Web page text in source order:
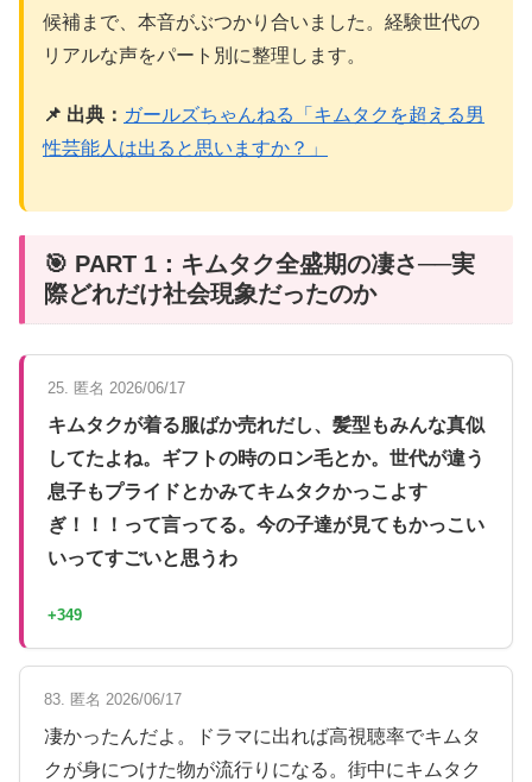
候補まで、本音がぶつかり合いました。経験世代の
リアルな声をパート別に整理します。
📌 出典： ガールズちゃんねる「キムタクを超える男
性芸能人は出ると思いますか？」
🎯 PART 1：キムタク全盛期の凄さ──実
際どれだけ社会現象だったのか
25. 匿名 2026/06/17
キムタクが着る服ばか売れだし、髪型もみんな真似
してたよね。ギフトの時のロン毛とか。世代が違う
息子もプライドとかみてキムタクかっこよす
ぎ！！！って言ってる。今の子達が見てもかっこい
いってすごいと思うわ
+349
83. 匿名 2026/06/17
凄かったんだよ。ドラマに出れば高視聴率でキムタ
クが身につけた物が流行りになる。街中にキムタク